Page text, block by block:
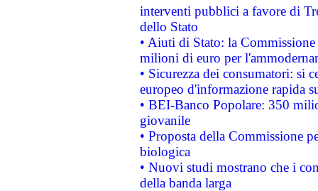
interventi pubblici a favore di
dello Stato
• Aiuti di Stato: la
milioni di euro per
• Sicurezza dei consumatori: si
europeo d'informazione rapida
• BEI-Banco Popolare: 350
giovanile
• Proposta della Commissione
biologica
• Nuovi studi mostrano che i
della banda larga